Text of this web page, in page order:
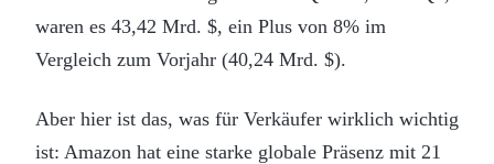
waren es 43,42 Mrd. $, ein Plus von 8% im
Vergleich zum Vorjahr (40,24 Mrd. $).
Aber hier ist das, was für Verkäufer wirklich wichtig
ist: Amazon hat eine starke globale Präsenz mit 21